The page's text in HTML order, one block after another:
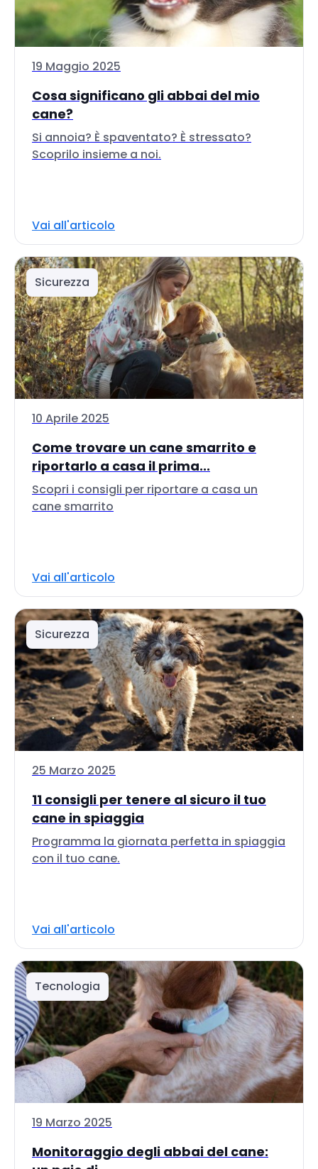
19 Maggio 2025
Cosa significano gli abbai del mio
cane?
Si annoia? È spaventato? È stressato?
Scoprilo insieme a noi.
Vai all'articolo
Sicurezza
10 Aprile 2025
Come trovare un cane smarrito e
riportarlo a casa il prima...
Scopri i consigli per riportare a casa un
cane smarrito
Vai all'articolo
Sicurezza
25 Marzo 2025
11 consigli per tenere al sicuro il tuo
cane in spiaggia
Programma la giornata perfetta in spiaggia
con il tuo cane.
Vai all'articolo
Tecnologia
19 Marzo 2025
Monitoraggio degli abbai del cane: